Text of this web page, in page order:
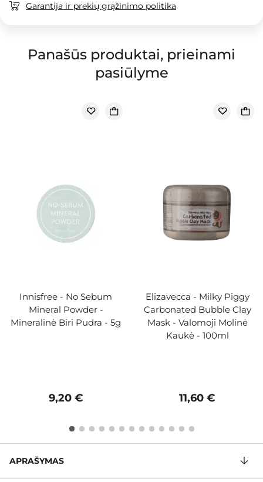
Garantija ir prekių grąžinimo politika
Panašūs produktai, prieinami
pasiūlyme
Innisfree - No Sebum
Mineral Powder -
Mineralinė Biri Pudra - 5g
9,20 €
Elizavecca - Milky Piggy
Carbonated Bubble Clay
Mask - Valomoji Molinė
Kaukė - 100ml
11,60 €
APRAŠYMAS